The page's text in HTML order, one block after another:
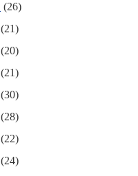
(26)
(21)
(20)
(21)
(30)
(28)
(22)
(24)